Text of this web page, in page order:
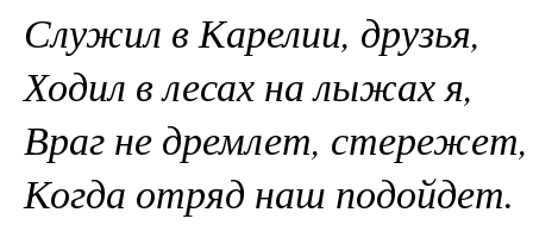
Служил в Карелии, друзья,
Ходил в лесах на лыжах я,
Враг не дремлет, стережет,
Когда отряд наш подойдет.